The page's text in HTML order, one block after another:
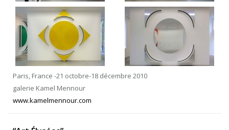
Paris, France -21 octobre-18 décembre 2010
galerie Kamel Mennour
www.kamelmennour.com